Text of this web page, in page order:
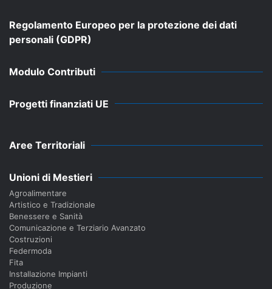
Regolamento Europeo per la protezione dei dati
personali (GDPR)
Modulo Contributi
Progetti finanziati UE
Aree Territoriali
Unioni di Mestieri
Agroalimentare
Artistico e Tradizionale
Benessere e Sanità
Comunicazione e Terziario Avanzato
Costruzioni
Federmoda
Fita
Installazione Impianti
Produzione